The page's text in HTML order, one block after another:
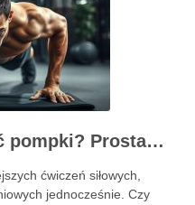
Jak nauczyć się robić pompki? Prosta technika dla początkujących
ćwiczeń siłowych,
jednocześnie. Czy